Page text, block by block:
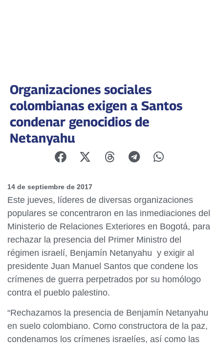
Organizaciones sociales
colombianas exigen a Santos
condenar genocidios de
Netanyahu
14 de septiembre de 2017
Este jueves, líderes de diversas organizaciones
populares se concentraron en las inmediaciones del
Ministerio de Relaciones Exteriores en Bogotá, para
rechazar la presencia del Primer Ministro del
régimen israelí, Benjamín Netanyahu y exigir al
presidente Juan Manuel Santos que condene los
crímenes de guerra perpetrados por su homólogo
contra el pueblo palestino.
“Rechazamos la presencia de Benjamín Netanyahu
en suelo colombiano. Como constructora de la paz,
condenamos los crímenes israelíes, así como las